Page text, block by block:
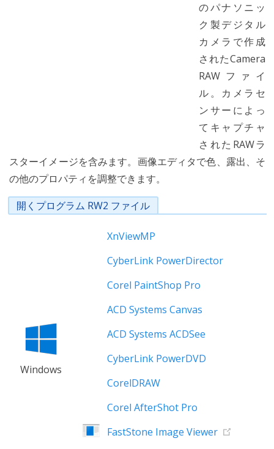
のパナソニッ
ク製デジタル
カメラで作成
されたCamera
RAWファイ
ル。カメラセ
ンサーによっ
てキャプチャ
されたRAWラ
スターイメージを含みます。画像エディタで色、露出、そ
の他のプロパティを調整できます。
開くプログラム RW2 ファイル
Windows
XnViewMP
CyberLink PowerDirector
Corel PaintShop Pro
ACD Systems Canvas
ACD Systems ACDSee
CyberLink PowerDVD
CorelDRAW
Corel AfterShot Pro
FastStone Image Viewer